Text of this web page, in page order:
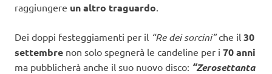
raggiungere un altro traguardo
Dei doppi festeggiamenti per il “Re dei sorcini”che il 30
settembre non solo spegnerà le candeline per i 70anni
ma pubblicherà anche il suo nuovo disco: “Zerosettanta